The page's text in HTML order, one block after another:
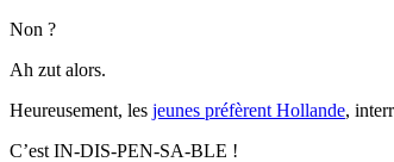
Non ?
Ah zut alors.
Heureusement, les jeunes préfèrent Hollande,
C’est IN-DIS-PEN-SA-BLE !